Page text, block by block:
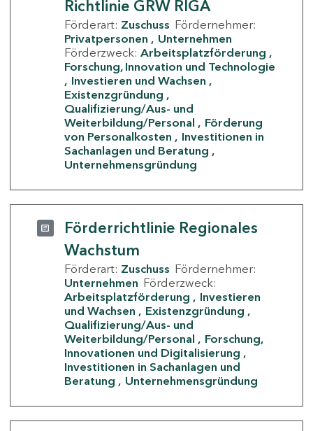
Richtlinie GRW RIGA
Förderart: Zuschuss Fördernehmer:
Privatpersonen
Unternehmen
Förderzweck: Arbeitsplatzförderung
Forschung, Innovation und Technologie
Investieren und Wachsen
Existenzgründung
Qualifizierung/Aus- und
Weiterbildung/Personal
Förderung
von Personalkosten
Investitionen in
Sachanlagen und Beratung
Unternehmensgründung
Förderrichtlinie Regionales
Wachstum
Förderart: Zuschuss Fördernehmer:
Unternehmen Förderzweck:
Arbeitsplatzförderung
Investieren
und Wachsen
Existenzgründung
Qualifizierung/Aus- und
Weiterbildung/Personal
Forschung,
Innovationen und Digitalisierung
Investitionen in Sachanlagen und
Beratung
Unternehmensgründung